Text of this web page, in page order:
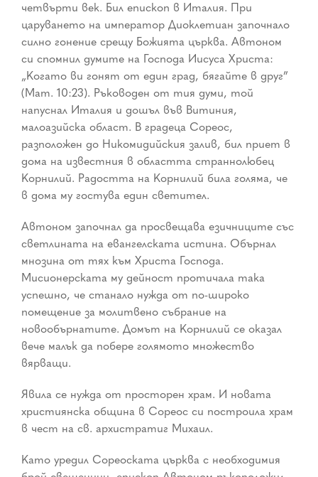
четвърти век. Бил епископ в Италия. При
царуването на император Диоклетиан започнало
силно гонение срещу Божията църква. Автоном
си спомнил думите на Господа Иисуса Христа:
„Когато ви гонят от един град, бягайте в друг”
(Мат. 10:23). Ръководен от тия думи, той
напуснал Италия и дошъл във Витиния,
малоазийска област. В градеца Сореос,
разположен до Никомидийския залив, бил приет в
дома на известния в областта страннолюбец
Корнилий. Радостта на Корнилий била голяма, че
в дома му гостува един светител.
Автоном започнал да просвещава езичниците със
светлината на евангелската истина. Обърнал
мнозина от тях към Христа Господа.
Мисионерската му дейност протичала така
успешно, че станало нужда от по-широко
помещение за молитвено събрание на
новообърнатите. Домът на Корнилий се оказал
вече малък да побере голямото множество
вярващи.
Явила се нужда от просторен храм. И новата
християнска община в Сореос си построила храм
в чест на св. архистратиг Михаил.
Като уредил Сореоската църква с необходимия